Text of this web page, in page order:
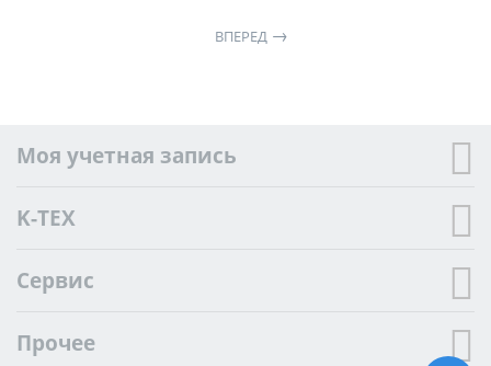
ВПЕРЕД
Моя учетная запись
K-TEX
Сервис
Прочее